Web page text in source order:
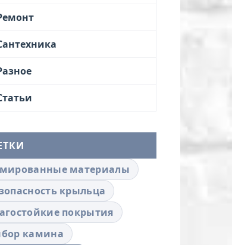
материалы
крыльца
покрытия
камина